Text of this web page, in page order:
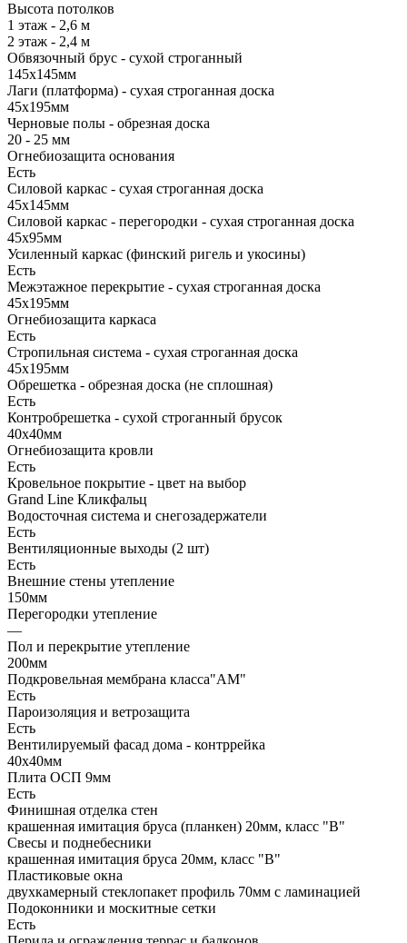
Высота потолков
1 этаж - 2,6 м
2 этаж - 2,4 м
Обвязочный брус - сухой строганный
145х145мм
Лаги (платформа) - сухая строганная доска
45х195мм
Черновые полы - обрезная доска
20 - 25 мм
Огнебиозащита основания
Есть
Силовой каркас - сухая строганная доска
45х145мм
Силовой каркас - перегородки - сухая строганная доска
45х95мм
Усиленный каркас (финский ригель и укосины)
Есть
Межэтажное перекрытие - сухая строганная доска
45х195мм
Огнебиозащита каркаса
Есть
Стропильная система - сухая строганная доска
45х195мм
Обрешетка - обрезная доска (не сплошная)
Есть
Контробрешетка - сухой строганный брусок
40х40мм
Огнебиозащита кровли
Есть
Кровельное покрытие - цвет на выбор
Grand Line Кликфальц
Водосточная система и снегозадержатели
Есть
Вентиляционные выходы (2 шт)
Есть
Внешние стены утепление
150мм
Перегородки утепление
—
Пол и перекрытие утепление
200мм
Подкровельная мембрана класса"АМ"
Есть
Пароизоляция и ветрозащита
Есть
Вентилируемый фасад дома - контррейка
40х40мм
Плита ОСП 9мм
Есть
Финишная отделка стен
крашенная имитация бруса (планкен) 20мм, класс "В"
Свесы и поднебесники
крашенная имитация бруса 20мм, класс "В"
Пластиковые окна
двухкамерный стеклопакет профиль 70мм с ламинацией
Подоконники и москитные сетки
Есть